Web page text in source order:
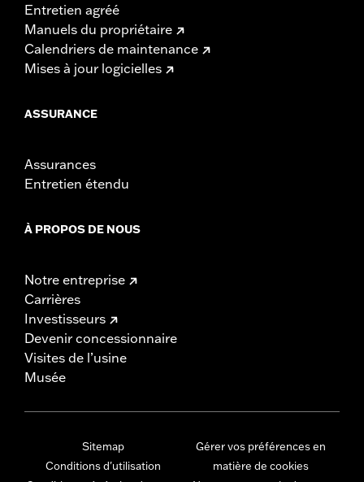
Entretien agréé
Manuels du propriétaire
Calendriers de maintenance
Mises à jour logicielles
ASSURANCE
Assurances
Entretien étendu
À PROPOS DE NOUS
Notre entreprise
Carrières
Investisseurs
Devenir concessionnaire
Visites de l’usine
Musée
Sitemap
Conditions d'utilisation
Gérer vos préférences en
matière de cookies